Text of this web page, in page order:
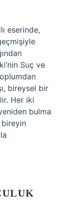
eserinde,
Suç ve
bireysel bir
Her iki
bulma
bireyin